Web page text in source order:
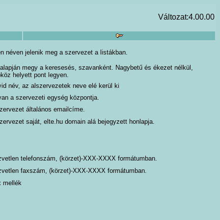
Változat:4.00.00
néven jelenik meg a szervezet a listákban.
megy a keresesés, szavanként. Nagybetű és ékezet nélkül,
helyett pont legyen.
név, az alszervezetek neve elé kerül ki
a szervezeti egység központja.
általános emailcíme.
saját, elte.hu domain alá bejegyzett honlapja.
telefonszám, (körzet)-XXX-XXXX formátumban.
faxszám, (körzet)-XXX-XXXX formátumban.
mellék